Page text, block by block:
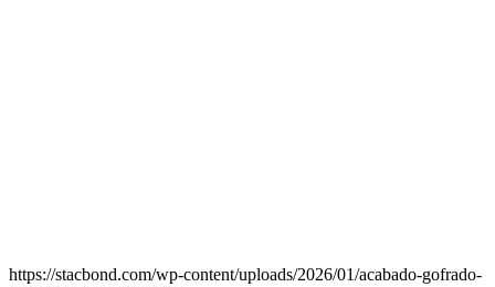
https://stacbond.com/wp-content/uploads/2026/01/acabado-gofrado-